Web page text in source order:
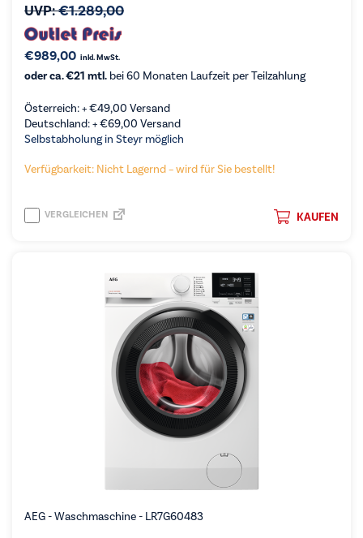
UVP:€1.289,00
€989,00 inkl. MwSt.
oder ca. €21 mtl. bei 60 Monaten Laufzeit per Teilzahlung
Österreich: +€49,00 Versand
Deutschland: +€69,00 Versand
Selbstabholung in Steyr möglich
Verfügbarkeit: Nicht Lagernd – wird für Sie bestellt!
KAUFEN
VERGLEICHEN
AEG - Waschmaschine - LR7G60483